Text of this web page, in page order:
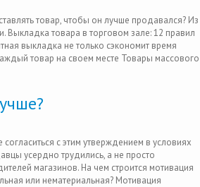
товар, чтобы он лучше продавался? Из
Выкладка товара в торговом зале: 12 правил
выкладка не только сэкономит время
товар на своем месте Товары массового
с этим утверждением в условиях
усердно трудились, а не просто
магазинов. На чем строится мотивация
или нематериальная? Мотивация